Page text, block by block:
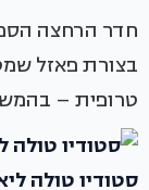
חדר הרחצה
בצורת פאזל
טרופית –
סטודיו טולה